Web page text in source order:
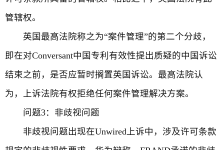
管辖权。
英国最高法院称之为“案件管理”的第二个分歧，
即在对Conversant中国专利有效性提出质疑的中国诉讼
结束之前，是否应暂时搁置英国诉讼。最高法院认
为，上诉法院有权拒绝任何案件管理解决方案。
问题3：非歧视问题
非歧视问题出现在Unwired上诉中，涉及许可条款